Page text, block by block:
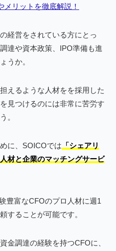
メリットを徹底解説！
経営をされている方にとっ
達や資本政策、IPO準備も進
うか。
えるような人材をを採用した
見つけるのには非常に苦労す
。
に、SOICOでは 「シェアリ
材と企業のマッチングサービ
豊富なCFOのプロ人材に週1
することが可能です。
金調達の経験を持つCFOに、